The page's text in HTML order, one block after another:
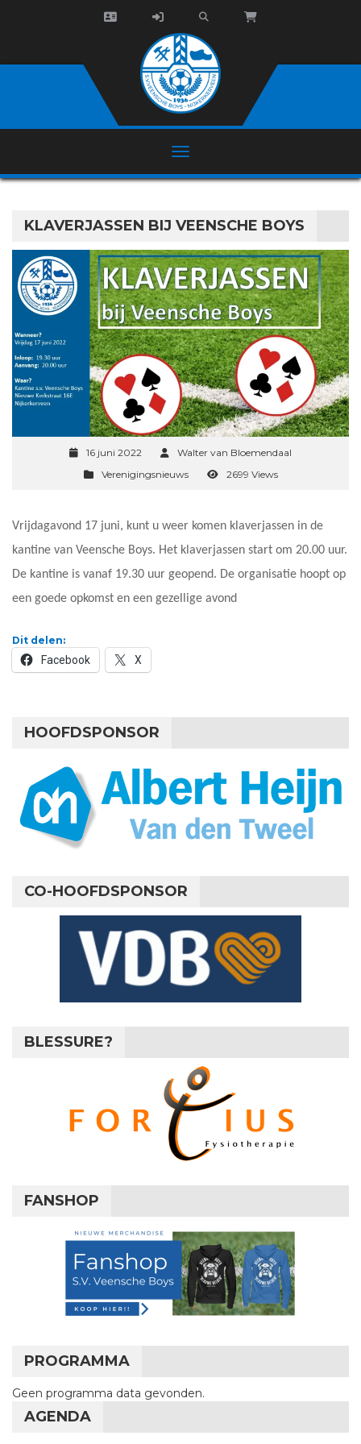
KLAVERJASSEN BIJ VEENSCHE BOYS
16 juni 2022
Walter van Bloemendaal
Verenigingsnieuws
2699 Views
Vrijdagavond 17 juni, kunt u weer komen klaverjassen in de
kantine van Veensche Boys. Het klaverjassen start om 20.00 uur.
De kantine is vanaf 19.30 uur geopend. De organisatie hoopt op
een goede opkomst en een gezellige avond
Dit delen:
Facebook X
HOOFDSPONSOR
CO-HOOFDSPONSOR
BLESSURE?
FANSHOP
PROGRAMMA
Geen programma data gevonden.
AGENDA